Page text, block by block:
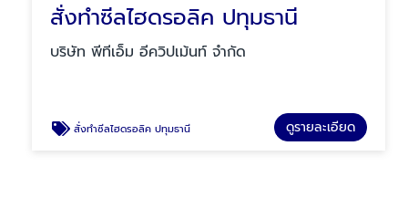
สั่งทำซีลไฮดรอลิค ปทุมธานี
บริษัท พีทีเอ็ม อีควิปเม้นท์ จำกัด
สั่งทำซีลไฮดรอลิค ปทุมธานี ดูรายละเอียด